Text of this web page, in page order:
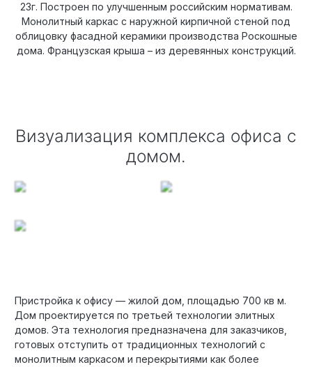
23г. Построен по улучшенным российским нормативам.
Монолитный каркас с наружной кирпичной стеной под
облицовку фасадной керамики производства Роскошные
дома. Французская крыша – из деревянных конструкций.
Визуализация комплекса офиса с
домом.
Пристройка к офису — жилой дом, площадью 700 кв м.
Дом проектируется по третьей технологии элитных
домов. Эта технология предназначена для заказчиков,
готовых отступить от традиционных технологий с
монолитным каркасом и перекрытиями как более